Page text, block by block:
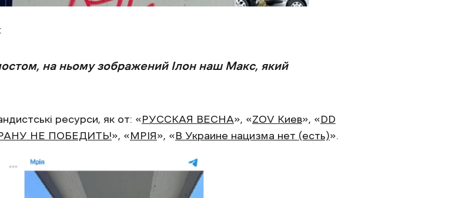
на ньому зображений Ілон наш Макс, який
ресурси, як от: «РУССКАЯ ВЕСНА», «ZOV Киев», «DD
НЕ ПОБЕДИТЬ!», «МРІЯ», «В Украине нацизма нет (есть)».